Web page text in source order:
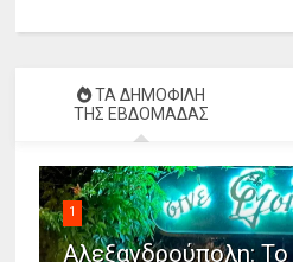
ΤΑ ΔΗΜΟΦΙΛΗ
ΤΗΣ ΕΒΔΟΜΑΔΑΣ
1
Αλεξανδρούπολη: